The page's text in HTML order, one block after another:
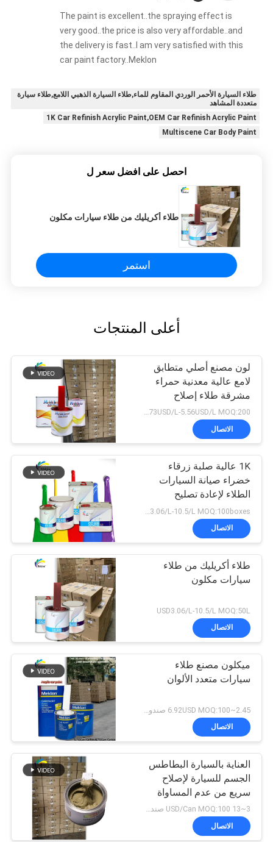
The paint is excellent..the spraying effect is
very good..the price is also very affordable..and
the delivery is fast..I am very satisfied with this
car paint factory..Meklon
طلاء السيارة الأحمر الوردي المقاوم للماء,طلاء السيارة الذهبي اللامع,طلاء سيارة
متعددة المشاهد
1K Car Refinish Acrylic Paint,OEM Car Refinish Acrylic Paint
Multiscene Car Body Paint
احصل على افضل سعر ل
طلاء أكريليك من طلاء سيارات مكلون
استمر
أعلى المنتجات
لون مصنع أصلي متطابق
لامع عالية معدنية حمراء
مشرقة طلاء إصلاح
السيارات
2.73USD/L-5.56USD/L MOQ:200 لتر
الاتصال
1K عالية صلبة زرقاء
خضراء صيانة السيارات
الطلاء لإعادة تصليح
السيارة
الاتصال
طلاء أكريليك من طلاء
سيارات مكلون
USD3.06/L-10.5/L MOQ:50L
الاتصال
ميكلون مصنع طلاء
سيارات متعدد الألوان
الاتصال
العناية بالسيارة البطاطس
الجسم للسيارة لإصلاح
سريع من عدم المساواة
3~13 USD/Can MOQ:100 صندوق
الاتصال